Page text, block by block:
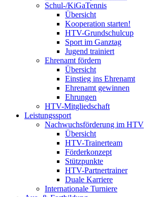
Schul-/KiGaTennis
Übersicht
Kooperation starten!
HTV-Grundschulcup
Sport im Ganztag
Jugend trainiert
Ehrenamt fördern
Übersicht
Einstieg ins Ehrenamt
Ehrenamt gewinnen
Ehrungen
HTV-Mitgliedschaft
Leistungssport
Nachwuchsförderung im HTV
Übersicht
HTV-Trainerteam
Förderkonzept
Stützpunkte
HTV-Partnertrainer
Duale Karriere
Internationale Turniere